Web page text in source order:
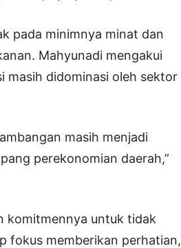
pada minimnya minat dan
Mahyunadi mengakui
masih didominasi oleh sektor
masih menjadi
perekonomian daerah,”
komitmennya untuk tidak
fokus memberikan perhatian,